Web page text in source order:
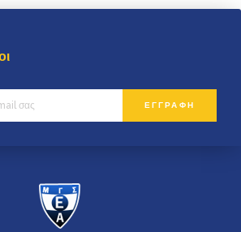
ΕΓΓΡΑΦΗ